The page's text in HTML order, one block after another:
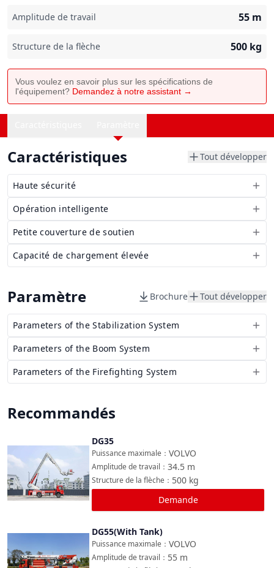
Amplitude de travail 55 m
Structure de la flèche 500 kg
Vous voulez en savoir plus sur les spécifications de
l'équipement? Demandez à notre assistant →
Caractéristiques Tout développer
Haute sécurité
Opération intelligente
Petite couverture de soutien
Capacité de chargement élevée
Paramètre Brochure Tout développer
Parameters of the Stabilization System
Parameters of the Boom System
Parameters of the Firefighting System
Recommandés
Comparer
DG35
VOLVO
Puissance maximale ：
34.5 m
Amplitude de travail ：
500 kg
Structure de la flèche ：
Demande
DG55(With Tank)
VOLVO
Puissance maximale ：
55 m
Amplitude de travail ：